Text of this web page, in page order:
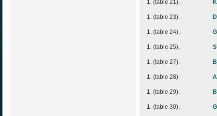
1. (table 21).
1. (table 23).
1. (table 24).
1. (table 25).
1. (table 27).
1. (table 28).
1. (table 29).
1. (table 30).